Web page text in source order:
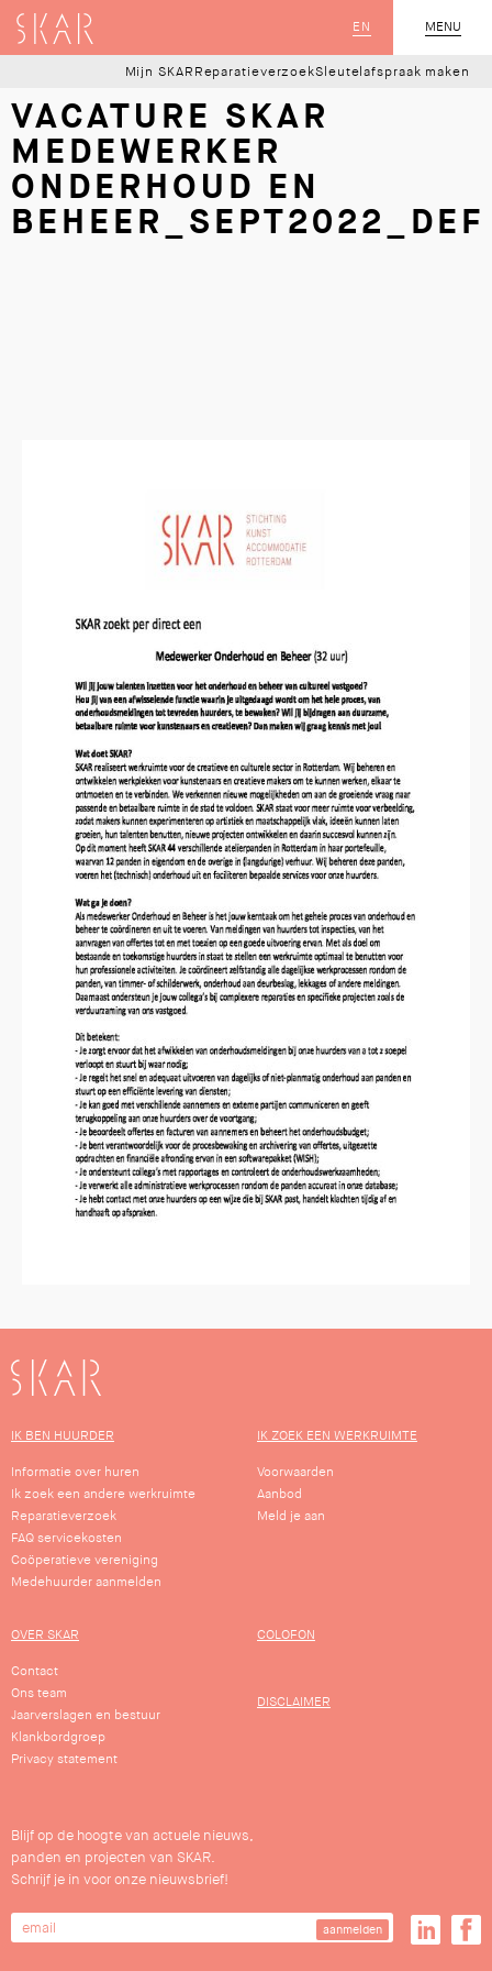
MENU
SLUIT
EN
SKAR
Mijn SKAR ReparatieverzoekSleutelafspraak maken
VACATURE SKAR
MEDEWERKER
ONDERHOUD EN
BEHEER_SEPT2022_DEF
SKAR
IK BEN HUURDER
Informatie over huren
Ik zoek een andere werkruimte
Reparatieverzoek
FAQ servicekosten
Coöperatieve vereniging
Medehuurder aanmelden
IK ZOEK EEN WERKRUIMTE
Voorwaarden
Aanbod
Meld je aan
OVER SKAR
Contact
Ons team
Jaarverslagen en bestuur
Klankbordgroep
Privacy statement
COLOFON
DISCLAIMER
Blijf op de hoogte van actuele nieuws,
panden en projecten van SKAR.
Schrijf je in voor onze nieuwsbrief!